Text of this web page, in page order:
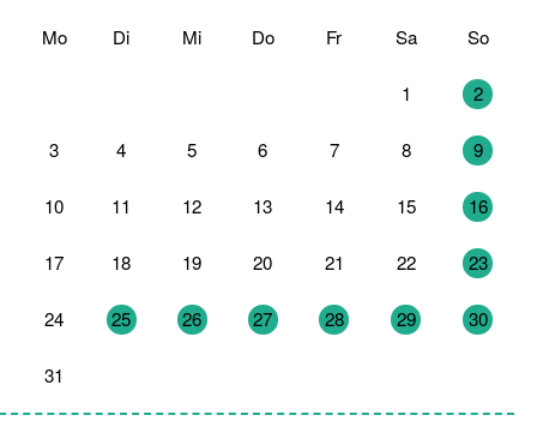
Mo Di Mi Do Fr Sa So
1 2
3 4 5 6 7 8 9
10 11 12 13 14 15 16
17 18 19 20 21 22 23
24 25 26 27 28 29 30
31